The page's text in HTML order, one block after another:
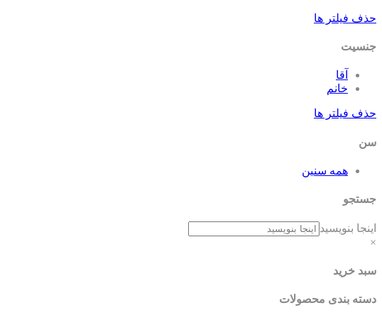
حذف فیلتر ها
جنسیت
آقا
خانم
حذف فیلتر ها
سن
همه سنین
جستجو
اینجا بنویسید
×
سبد خرید
دسته بندی محصولات